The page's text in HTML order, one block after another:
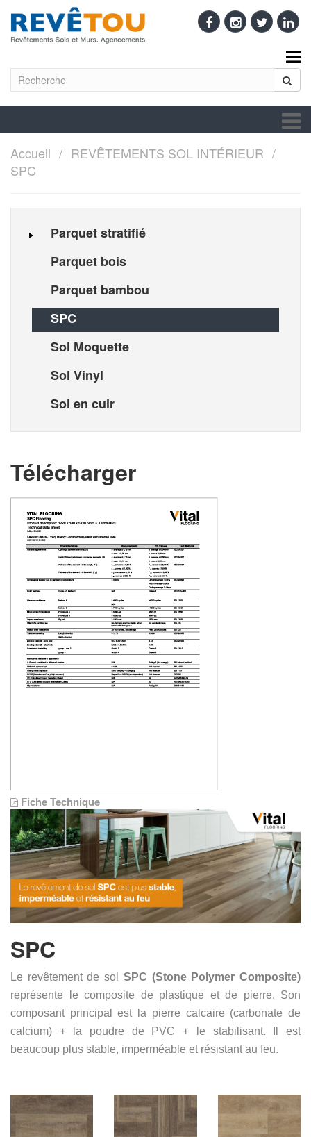
Accueil
REVÊTEMENTS SOL INTÉRIEUR
SPC
Parquet stratifié
Parquet bois
Parquet bambou
SPC
Sol Moquette
Sol Vinyl
Sol en cuir
Télécharger
Fiche Technique
SPC
Le revêtement de sol SPC (Stone Polymer Composite)
représente le composite de plastique et de pierre. Son
composant principal est la pierre calcaire (carbonate de
calcium) + la poudre de PVC + le stabilisant. Il est
beaucoup plus stable, imperméable et résistant au feu.